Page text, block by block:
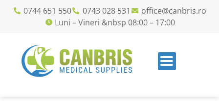
0744 651 550 0743 028 531
office@canbris.ro
Luni – Vineri &nbsp 08:00 – 17:00